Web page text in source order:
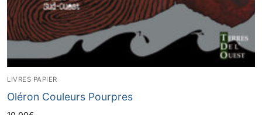
LIVRES PAPIER
Oléron Couleurs Pourpres